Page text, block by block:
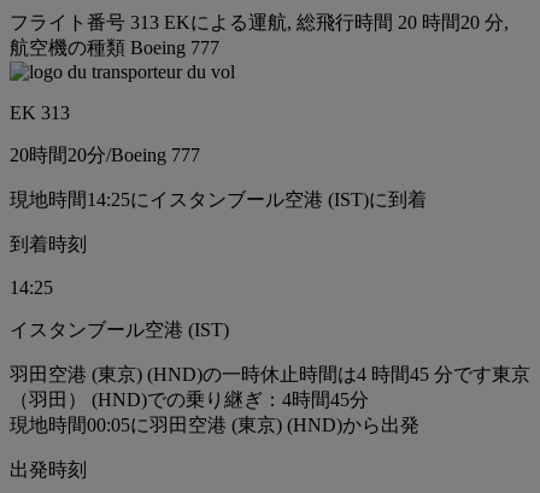
フライト番号 313 EKによる運航, 総飛行時間 20 時間20 分,
航空機の種類 Boeing 777
EK 313
20時間20分/Boeing 777
現地時間14:25にイスタンブール空港 (IST)に到着
到着時刻
14:25
イスタンブール空港 (IST)
羽田空港 (東京) (HND)の一時休止時間は4 時間45 分です東京
（羽田） (HND)での乗り継ぎ：4時間45分
現地時間00:05に羽田空港 (東京) (HND)から出発
出発時刻